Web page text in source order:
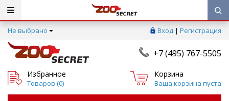
Не выбрано Вход | Регистрация
+7 (495) 767-5505
Избранное
Товаров (0)
Корзина
Ваша корзина пуста